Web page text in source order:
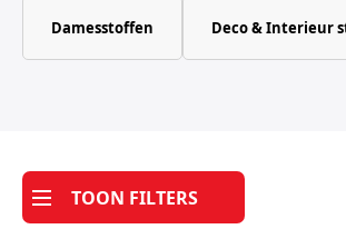
Katoen
Tijdpakker stof
Damesstoffen Deco & Interieur
TOON FILTERS